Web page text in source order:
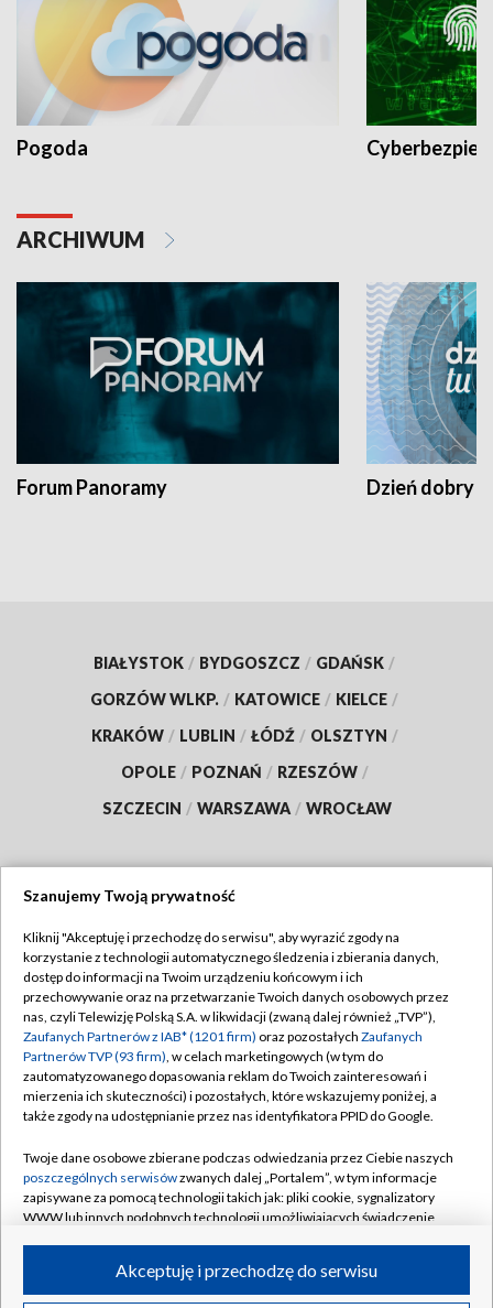
Pogoda
ARCHIWUM
Forum Panoramy Dzień dobry
BIAŁYSTOK / BYDGOSZCZ / GDAŃSK /
GORZÓW WLKP. / KATOWICE / KIELCE /
KRAKÓW / LUBLIN / ŁÓDŹ / OLSZTYN /
OPOLE / POZNAŃ / RZESZÓW /
SZCZECIN / WARSZAWA / WROCŁAW
TVP
Abonament TVP
Emisja w TVP
Centrum informacji TVP
Naziemna Telewizja Cyfrowa
Rada Programowa
System NOS
Informacje o nadawcy
Program dla prasy
Regulamin TVP
Polityka prywatności
Moje zgody
Pomoc
Kontakt
Kanały
©2026 Telewizja Polska S.A. w likwidacji
Szanujemy Twoją prywatność
Kliknij "Akceptuję i przechodzę do serwisu", aby wyrazić zgody na
korzystanie z technologii automatycznego śledzenia i zbierania danych,
dostęp do informacji na Twoim urządzeniu końcowym i ich
przechowywanie oraz na przetwarzanie Twoich danych osobowych przez
nas, czyli Telewizję Polską S.A. w likwidacji (zwaną dalej również „TVP”),
Zaufanych Partnerów z IAB* (1201 firm) oraz pozostałych Zaufanych
Partnerów TVP (93 firm), w celach marketingowych (w tym do
zautomatyzowanego dopasowania reklam do Twoich zainteresowań i
mierzenia ich skuteczności) i pozostałych, które wskazujemy poniżej, a
także zgody na udostępnianie przez nas identyfikatora PPID do Google.
Twoje dane osobowe zbierane podczas odwiedzania przez Ciebie naszych
poszczególnych serwisówzwanych dalej „Portalem”, w tym informacje
zapisywane za pomocą technologii takich jak: pliki cookie, sygnalizatory
WWW lub innych podobnych technologii umożliwiających świadczenie
ruchu w Internecie.Akceptuję i przechodzę do serwisu